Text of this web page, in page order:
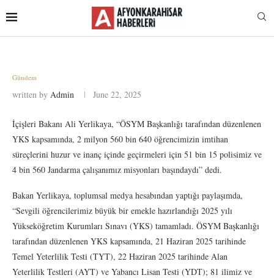
Gündem
written by Admin June 22, 2025
İçişleri Bakanı Ali Yerlikaya, “ÖSYM Başkanlığı tarafından düzenlenen
YKS kapsamında, 2 milyon 560 bin 640 öğrencimizin imtihan
süreçlerini huzur ve inanç içinde geçirmeleri için 51 bin 15 polisimiz ve
4 bin 560 Jandarma çalışanımız misyonları başındaydı” dedi.
Bakan Yerlikaya, toplumsal medya hesabından yaptığı paylaşımda,
“Sevgili öğrencilerimiz büyük bir emekle hazırlandığı 2025 yılı
Yükseköğretim Kurumları Sınavı (YKS) tamamladı. ÖSYM Başkanlığı
tarafından düzenlenen YKS kapsamında, 21 Haziran 2025 tarihinde
Temel Yeterlilik Testi (TYT), 22 Haziran 2025 tarihinde Alan
Yeterlilik Testleri (AYT) ve Yabancı Lisan Testi (YDT); 81 ilimiz ve